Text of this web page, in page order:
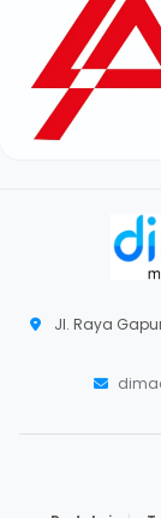
Jl. Raya